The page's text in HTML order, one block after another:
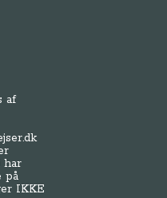
af
har
på
IKKE